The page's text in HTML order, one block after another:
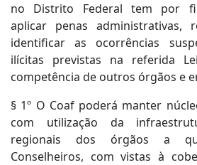
no Distrito Federal tem por
aplicar penas administrativas,
identificar as ocorrências
ilícitas previstas na referida
competência de outros órgãos e
§ 1º O Coaf poderá manter
com utilização da
regionais dos órgãos a
Conselheiros, com vistas à